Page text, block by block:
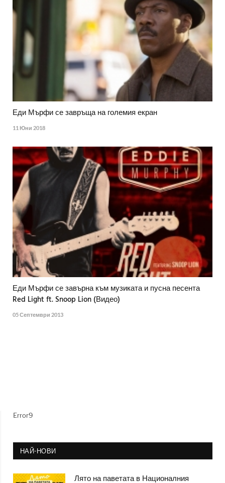
Еди Мърфи се завръща на големия екран
11 Юни 2018
Еди Мърфи се завърна към музиката и пусна песента
Red Light ft. Snoop Lion (Видео)
05 Септември 2013
Error9
НАЙ-НОВИ
Лято на паветата в Националния